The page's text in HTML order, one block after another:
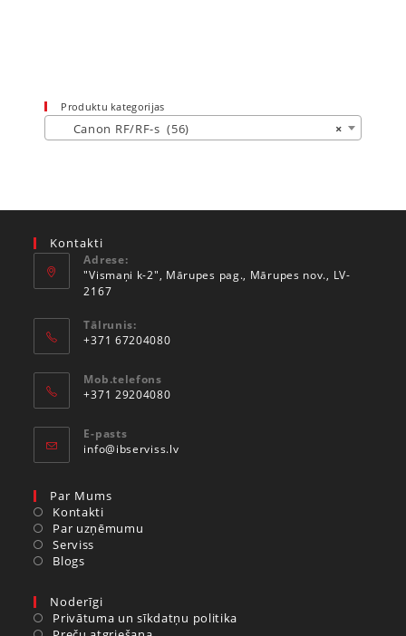
Produktu kategorijas
×
Canon RF/RF-s (56)
Kontakti
Adrese:
"Vismaņi k-2", Mārupes pag., Mārupes nov., LV-
2167
Tālrunis:
+371 67204080
Mob.telefons
+371 29204080
E-pasts
info@ibserviss.lv
Par Mums
Kontakti
Par uzņēmumu
Serviss
Blogs
Noderīgi
Privātuma un sīkdatņu politika